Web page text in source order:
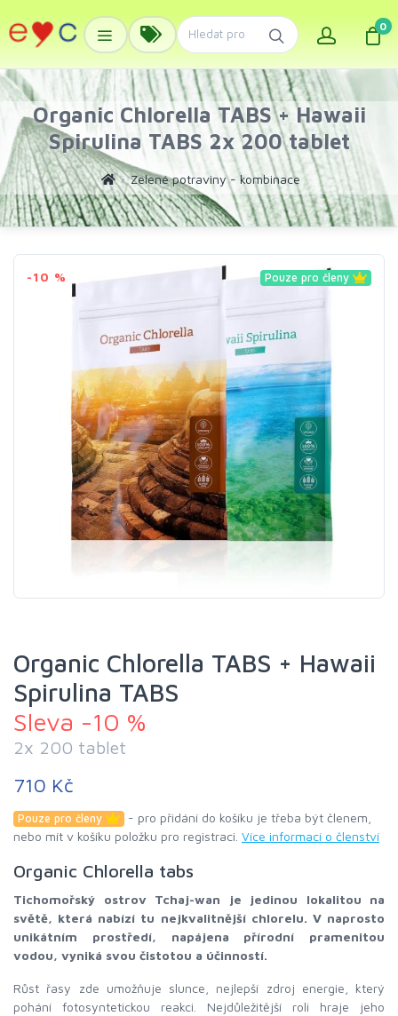
0
Organic Chlorella TABS + Hawaii
Spirulina TABS 2x 200 tablet
Zelené potraviny - kombinace
-10 % Pouze pro členy
Organic Chlorella TABS + Hawaii
Spirulina TABS
Sleva -10 %
2x 200 tablet
710 Kč
Pouze pro členy
- pro přidání do košíku je třeba být členem,
nebo mít v košíku položku pro registraci. Více informací o členství
Organic Chlorella tabs
Tichomořský ostrov Tchaj-wan je jedinou lokalitou na
světě, která nabízí tu nejkvalitnější chlorelu. V naprosto
unikátním prostředí, napájena přírodní pramenitou
vodou, vyniká svou čistotou a účinností.
Růst řasy zde umožňuje slunce, nejlepší zdroj energie, který
pohání fotosyntetickou reakci. Nejdůležitější roli hraje jeho